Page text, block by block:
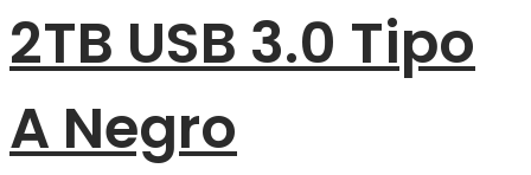
2TB USB 3.0 Tipo
A Negro